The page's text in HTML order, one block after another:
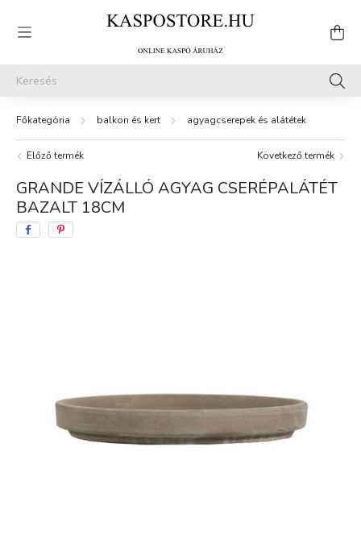
balkon és kert agyagcserepek és alátétek
Előző termék Következő termék
GRANDE VÍZÁLLÓ AGYAG CSERÉPALÁTÉT
BAZALT 18CM